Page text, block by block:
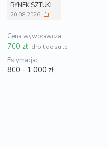
RYNEK SZTUKI
20.08.2026
Cena wywoławcza:
700 zł droit de suite
Estymacja:
800 - 1 000 zł